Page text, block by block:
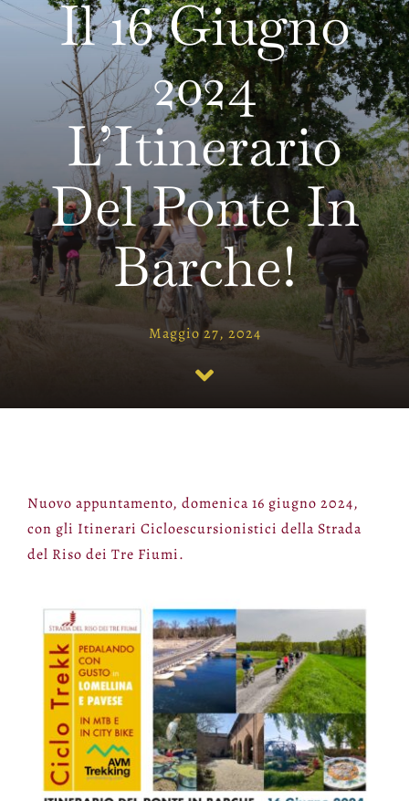
Territorio
Contatti
News
Il 16 Giugno
2024
L’Itinerario
Del Ponte In
Barche!
Maggio 27, 2024
Nuovo appuntamento, domenica 16 giugno 2024,
con gli Itinerari Cicloescursionistici della Strada
del Riso dei Tre Fiumi.